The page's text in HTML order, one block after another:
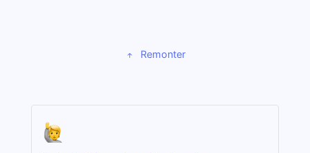
Remonter